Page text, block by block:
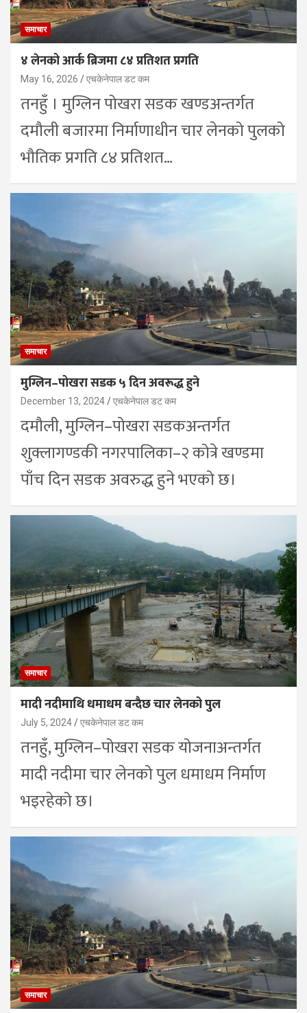
समाचार
४ लेनको आर्क ब्रिजमा ८४ प्रतिशत प्रगति
May 16, 2026 एचकेनेपाल डट कम
तनहुँ । मुग्लिन पोखरा सडक खण्डअन्तर्गत
दमौली बजारमा निर्माणाधीन चार लेनको पुलको
भौतिक प्रगति ८४ प्रतिशत…
समाचार
मुग्लिन–पोखरा सडक ५ दिन अवरूद्ध हुने
December 13, 2024 एचकेनेपाल डट कम
दमौली, मुग्लिन–पोखरा सडकअन्तर्गत
शुक्लागण्डकी नगरपालिका–२ कोत्रे खण्डमा
पाँच दिन सडक अवरुद्ध हुने भएको छ।
समाचार
मादी नदीमाथि धमाधम बन्दैछ चार लेनको पुल
July 5, 2024 एचकेनेपाल डट कम
तनहुँ, मुग्लिन–पोखरा सडक योजनाअन्तर्गत
मादी नदीमा चार लेनको पुल धमाधम निर्माण
भइरहेको छ।
समाचार